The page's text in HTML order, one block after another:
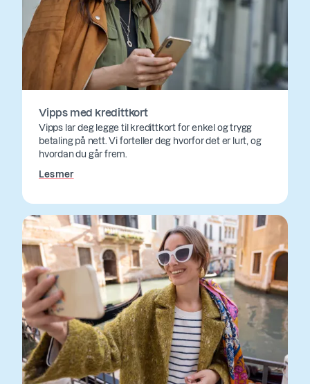
Vipps med kredittkort
Vipps lar deg legge til kredittkort for enkel og trygg
betaling på nett. Vi forteller deg hvorfor det er lurt, og
hvordan du går frem.
Les mer